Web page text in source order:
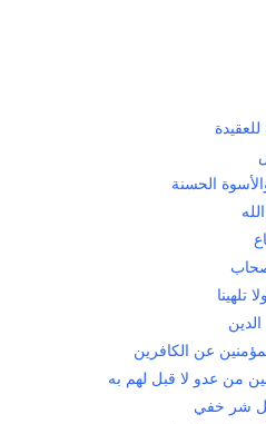
الحسنة
تلهينا
عن الكافرين
من عدو لا قبل لهم به
شر خفي